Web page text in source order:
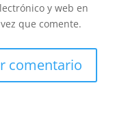
y web en
que comente.